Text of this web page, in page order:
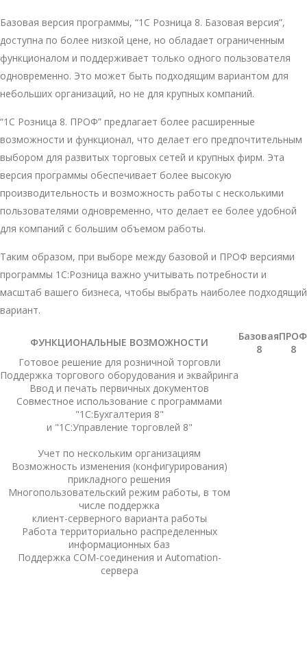
Базовая версия программы, “1С Розница 8. Базовая версия”,
доступна по более низкой цене, но обладает ограниченным
функционалом и поддерживает только одного пользователя
одновременно. Это может быть подходящим вариантом для
небольших организаций, но не для крупных компаний.
“1С Розница 8. ПРОФ” предлагает более расширенные
возможности и функционал, что делает его предпочтительным
выбором для развитых торговых сетей и крупных фирм. Эта
версия программы обеспечивает более высокую
производительность и возможность работы с несколькими
пользователями одновременно, что делает ее более удобной
для компаний с большим объемом работы.
Таким образом, при выборе между базовой и ПРОФ версиями
программы 1С:Розница важно учитывать потребности и
масштаб вашего бизнеса, чтобы выбрать наиболее подходящий
вариант.
ФУНКЦИОНАЛЬНЫЕ ВОЗМОЖНОСТИ
Базовая
8
ПРОФ
8
Готовое решение для розничной торговли
Поддержка торгового оборудования и эквайринга
Ввод и печать первичных документов
Совместное использование с программами
"1С:Бухгалтерия 8"
и "1С:Управление торговлей 8"
Учет по нескольким организациям
Возможность изменения (конфигурирования)
прикладного решения
Многопользовательский режим работы, в том
числе поддержка
клиент-серверного варианта работы
Работа территориально распределенных
информационных баз
Поддержка COM-соединения и Automation-
сервера